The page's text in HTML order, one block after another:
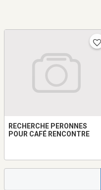
RECHERCHE PERONNES
POUR CAFÉ RENCONTRE